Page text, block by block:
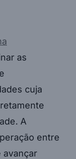
as
cuja
A
entre
avançar